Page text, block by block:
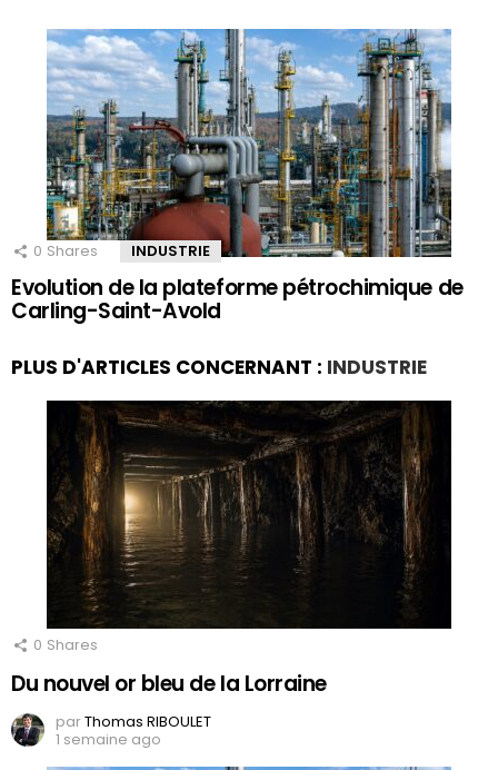
0 Shares INDUSTRIE
Evolution de la plateforme pétrochimique de
Carling-Saint-Avold
PLUS D'ARTICLES CONCERNANT : INDUSTRIE
0 Shares
Du nouvel or bleu de la Lorraine
parThomas RIBOULET
1 semaine ago